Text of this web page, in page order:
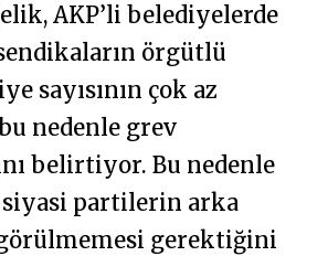
AKP’li belediyelerde
sendikaların örgütlü
sayısının çok az
nedenle grev
belirtiyor. Bu nedenle
siyasi partilerin arka
gerektiğini